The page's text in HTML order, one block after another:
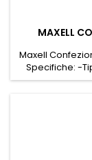
MAXELL
Maxell
Specifiche: -